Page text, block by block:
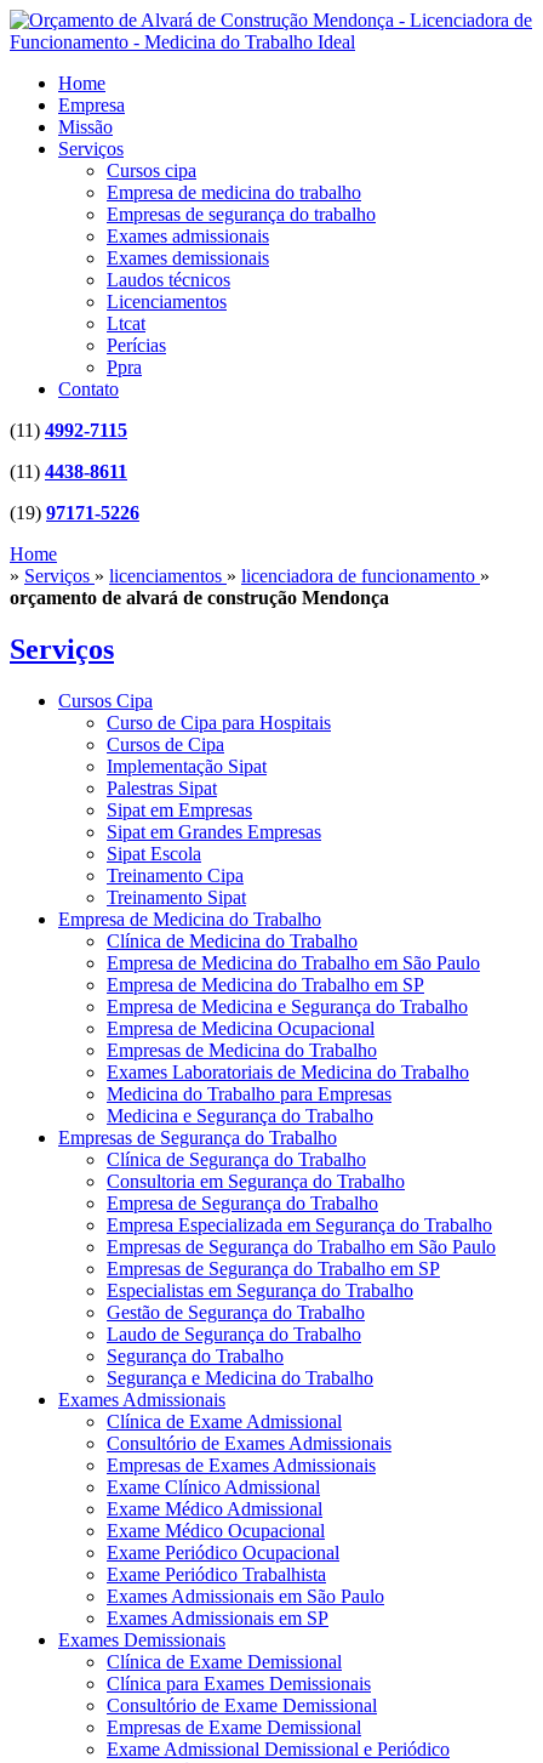
Home
Empresa
Missão
Serviços
Cursos cipa
Empresa de medicina do trabalho
Empresas de segurança do trabalho
Exames admissionais
Exames demissionais
Laudos técnicos
Licenciamentos
Ltcat
Perícias
Ppra
Contato
(11) 4992-7115
(11) 4438-8611
(19) 97171-5226
Home
» Serviços » licenciamentos » licenciadora de funcionamento »
orçamento de alvará de construção Mendonça
Serviços
Cursos Cipa
Curso de Cipa para Hospitais
Cursos de Cipa
Implementação Sipat
Palestras Sipat
Sipat em Empresas
Sipat em Grandes Empresas
Sipat Escola
Treinamento Cipa
Treinamento Sipat
Empresa de Medicina do Trabalho
Clínica de Medicina do Trabalho
Empresa de Medicina do Trabalho em São Paulo
Empresa de Medicina do Trabalho em SP
Empresa de Medicina e Segurança do Trabalho
Empresa de Medicina Ocupacional
Empresas de Medicina do Trabalho
Exames Laboratoriais de Medicina do Trabalho
Medicina do Trabalho para Empresas
Medicina e Segurança do Trabalho
Empresas de Segurança do Trabalho
Clínica de Segurança do Trabalho
Consultoria em Segurança do Trabalho
Empresa de Segurança do Trabalho
Empresa Especializada em Segurança do Trabalho
Empresas de Segurança do Trabalho em São Paulo
Empresas de Segurança do Trabalho em SP
Especialistas em Segurança do Trabalho
Gestão de Segurança do Trabalho
Laudo de Segurança do Trabalho
Segurança do Trabalho
Segurança e Medicina do Trabalho
Exames Admissionais
Clínica de Exame Admissional
Consultório de Exames Admissionais
Empresas de Exames Admissionais
Exame Clínico Admissional
Exame Médico Admissional
Exame Médico Ocupacional
Exame Periódico Ocupacional
Exame Periódico Trabalhista
Exames Admissionais em São Paulo
Exames Admissionais em SP
Exames Demissionais
Clínica de Exame Demissional
Clínica para Exames Demissionais
Consultório de Exame Demissional
Empresas de Exame Demissional
Exame Admissional Demissional e Periódico